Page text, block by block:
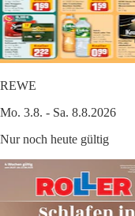
REWE
Mo. 3.8. - Sa. 8.8.2026
Nur noch heute gültig